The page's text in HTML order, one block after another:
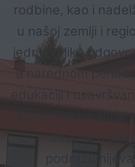
rodbine, kao i
u našoj zemlji i
jednu veliku
u narednom
edukaciji i
što profesionalnije
izazove u